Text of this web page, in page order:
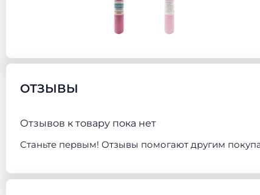
ОТЗЫВЫ
Отзывов к товару пока нет
Станьте первым! Отзывы помогают другим